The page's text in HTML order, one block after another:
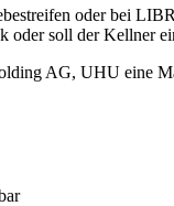
oder bei
oder soll der Kellner
AG, UHU eine